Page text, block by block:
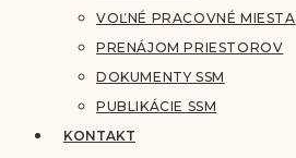
VOĽNÉ PRACOVNÉ MIESTA
PRENÁJOM PRIESTOROV
DOKUMENTY SSM
PUBLIKÁCIE SSM
KONTAKT